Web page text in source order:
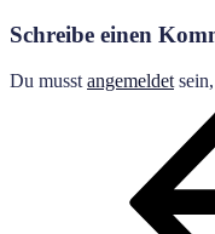
Schreibe einen
Du musst angemeldet